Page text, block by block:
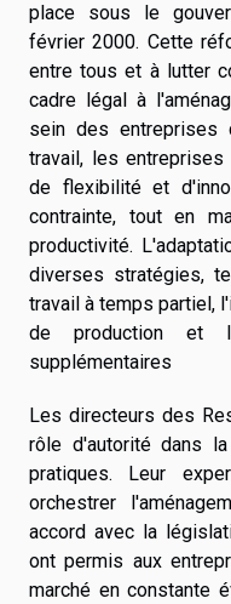
place sous le
février 2000. Cette
entre tous et à lutter
cadre légal à
sein des
travail, les
de flexibilité et
contrainte, tout en
productivité.
diverses stratégies,
travail à temps partiel,
de production et
supplémentaires
Les directeurs des
rôle d'autorité dans
pratiques. Leur
orchestrer
accord avec la
ont permis aux
marché en constante